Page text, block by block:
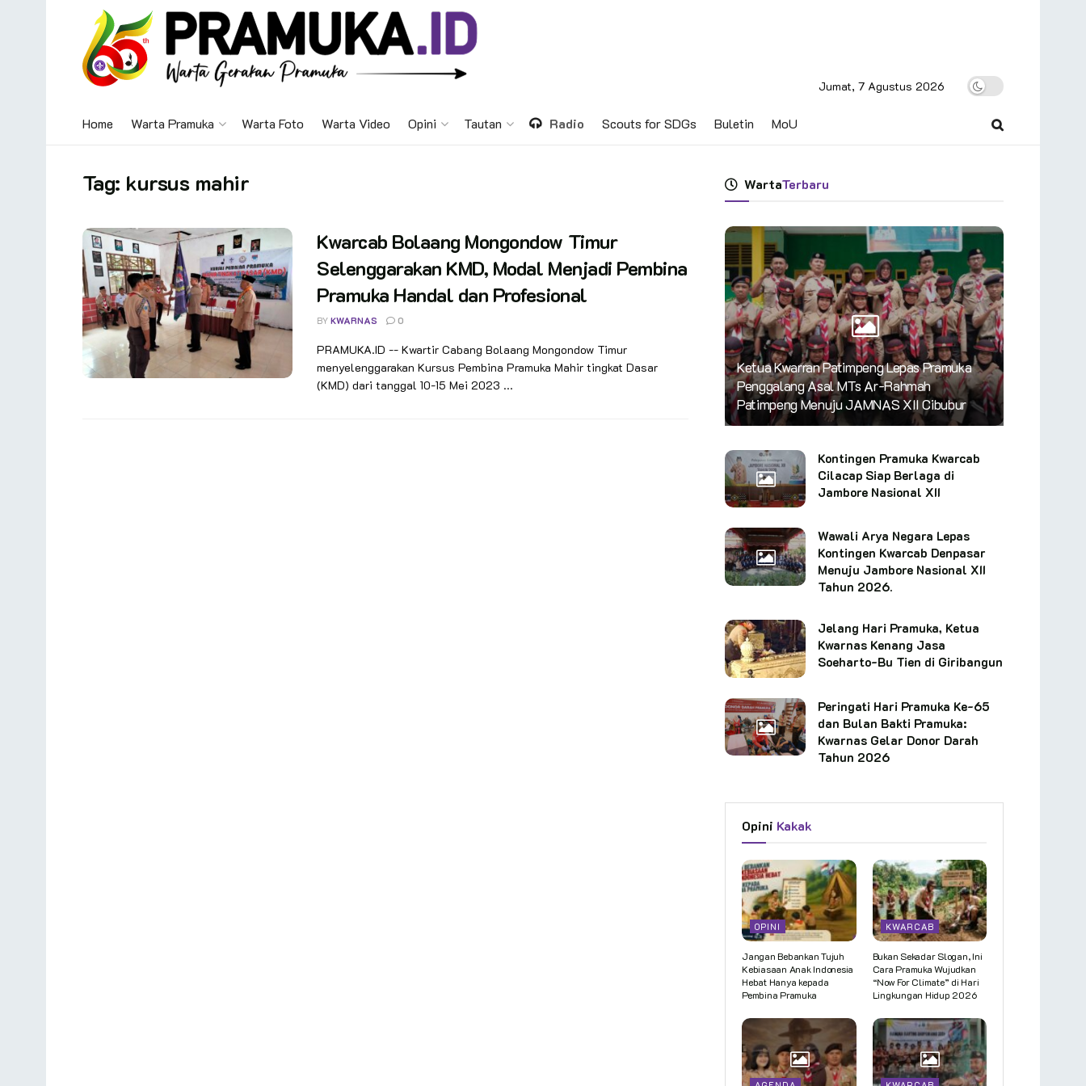
Jumat, 7 Agustus 2026
Home Warta Pramuka Warta Foto Warta Video Opini Tautan Radio Scouts for SDGs Buletin MoU
Tag: kursus mahir
Kwarcab Bolaang Mongondow Timur
Selenggarakan KMD, Modal Menjadi Pembina
Pramuka Handal dan Profesional
BY KWARNAS 0
PRAMUKA.ID -- Kwartir Cabang Bolaang Mongondow Timur
menyelenggarakan Kursus Pembina Pramuka Mahir tingkat Dasar
(KMD) dari tanggal 10-15 Mei 2023 ...
WartaTerbaru
Ketua Kwarran Patimpeng Lepas Pramuka
Penggalang Asal MTs Ar-Rahmah
Patimpeng Menuju JAMNAS XII Cibubur
Kontingen Pramuka Kwarcab
Cilacap Siap Berlaga di
Jambore Nasional XII
Wawali Arya Negara Lepas
Kontingen Kwarcab Denpasar
Menuju Jambore Nasional XII
Tahun 2026.
Jelang Hari Pramuka, Ketua
Kwarnas Kenang Jasa
Soeharto-Bu Tien di Giribangun
Peringati Hari Pramuka Ke-65
dan Bulan Bakti Pramuka:
Kwarnas Gelar Donor Darah
Tahun 2026
Opini Kakak
OPINI
Jangan Bebankan Tujuh
Kebiasaan Anak Indonesia
Hebat Hanya kepada
Pembina Pramuka
KWARCAB
Bukan Sekadar Slogan, Ini
Cara Pramuka Wujudkan
“Now For Climate” di Hari
Lingkungan Hidup 2026